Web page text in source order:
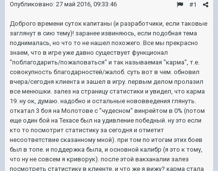
#1
Опубликовано: 27 май 2016, 09:33:46
Доброго времени суток капитаны (и разработчики, если таковые
заглянут в сию тему)! заранее извиняюсь, если подобная тема
поднималась, но что то не нашел похожего. Все мы прекрасно
знаем, что в игре уже давно существует функционал
"поблагодарить/пожаловаться" и так называемая "карма", т.е.
совокупность благодарностей/жалоб. суть вот в чем. обновил
вчера/сегодня клиента и зашел в игру. первым делом пролазил
все менюшки. залез на страницу статистики и увидел, что карма
19. ну ок, думаю. надобно и остальные нововведения глянуть.
откатал 3 боя на Молотове с "чудесном" винрейтом в 0% (потом
еще один бой на Техасе был на удивление победный. ну это если
кто то посмотрит статистику за сегодня и отметит
несоответствие сказанному мной). при том по итогам этих боев
был в топе. и поддержка была, и основной калибр (я это к тому,
что ну не совсем я криворук). после этой вакханалии залез
посмотреть статистику в клиенте. и что же я вижу? карма стала